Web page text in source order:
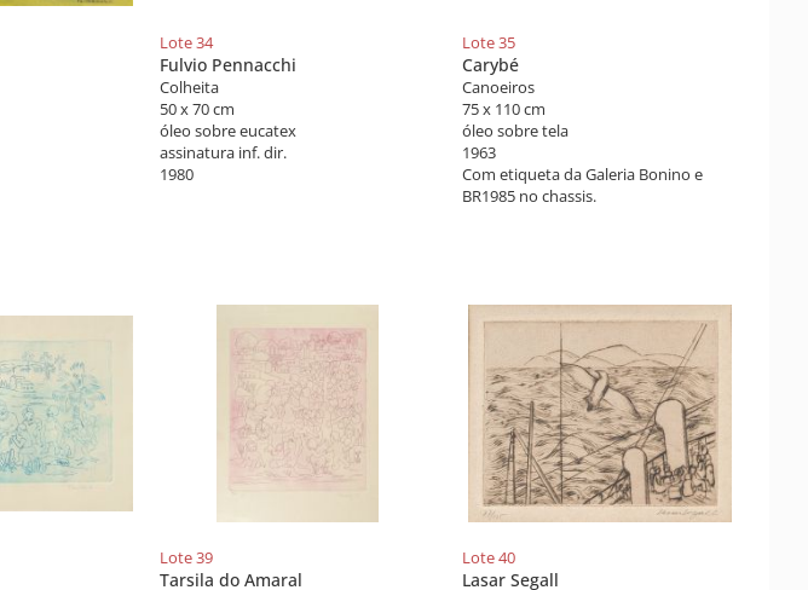
Lote 34
Fulvio Pennacchi
Colheita
50 x 70 cm
óleo sobre eucatex
assinatura inf. dir.
1980
Lote 35
Carybé
Canoeiros
75 x 110 cm
óleo sobre tela
1963
Com etiqueta da Galeria Bonino e
BR1985 no chassis.
Lote 39
Tarsila do Amaral
Lote 40
Lasar Segall